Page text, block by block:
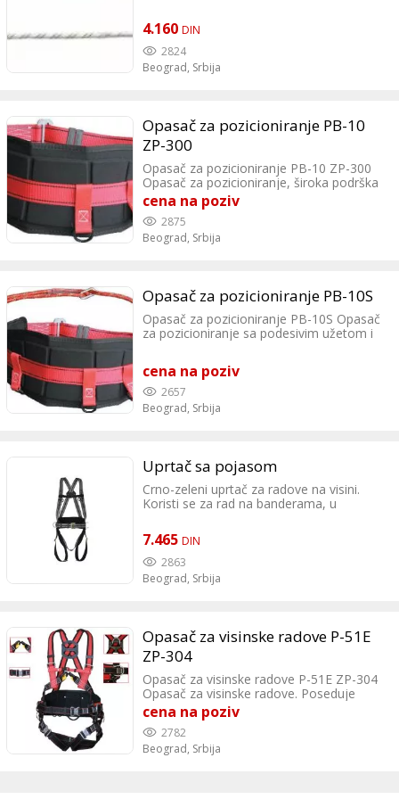
4.160 DIN
2824
Beograd, Srbija
Opasač za pozicioniranje PB-10
ZP-300
Opasač za pozicioniranje PB-10 ZP-300
Opasač za pozicioniranje, široka podrška
za ledja. EN 358 Koristi se u građevini, za
rad na visinama, za rad na banderama...
Sterus doo Lazarevački drum 11, Beograd
Tel: 0642589066
cena na poziv
2875
Beograd, Srbija
Opasač za pozicioniranje PB-10S
Opasač za pozicioniranje PB-10S Opasač
za pozicioniranje sa podesivim užetom i
široku podršku za ledja. EN 358 Koristi se
u građevini, za rad na visinama, za rad na
banderama... Sterus doo Lazarevački
drum 11, Beograd Tel: 0642589066
cena na poziv
2657
Beograd, Srbija
Uprtač sa pojasom
Crno-zeleni uprtač za radove na visini.
Koristi se za rad na banderama, u
7.465 DIN
2863
Beograd, Srbija
Opasač za visinske radove P-51E
ZP-304
Opasač za visinske radove P-51E ZP-304
Opasač za visinske radove. Poseduje
kačenje u 3 tačke: na ledjima, na grudima
i sa strane. Ima široku i ojačanu podršku
za ledja, elastični - rastegljivi uprtači
pružaju veću udobnost. Olakšava rad
cena na poziv
2782
Beograd, Srbija